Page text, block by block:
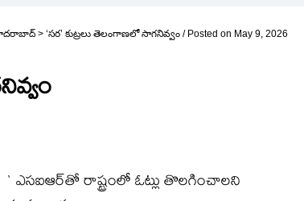
> ‘సర’ కుట్రలు తెలంగాణలో సాగనివ్వం / Posted on May 9, 2026
` ఎసఐఆర్‌తో రాష్ట్రంలో ఓట్లు తొలగించాలని